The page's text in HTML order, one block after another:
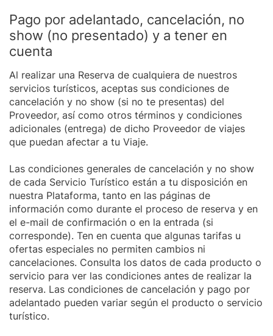
Pago por adelantado, cancelación, no
show (no presentado) y a tener en
cuenta
Al realizar una Reserva de cualquiera de nuestros
servicios turísticos, aceptas sus condiciones de
cancelación y no show (si no te presentas) del
Proveedor, así como otros términos y condiciones
adicionales (entrega) de dicho Proveedor de viajes
que puedan afectar a tu Viaje.
Las condiciones generales de cancelación y no show
de cada Servicio Turístico están a tu disposición en
nuestra Plataforma, tanto en las páginas de
información como durante el proceso de reserva y en
el e-mail de confirmación o en la entrada (si
corresponde). Ten en cuenta que algunas tarifas u
ofertas especiales no permiten cambios ni
cancelaciones. Consulta los datos de cada producto o
servicio para ver las condiciones antes de realizar la
reserva. Las condiciones de cancelación y pago por
adelantado pueden variar según el producto o servicio
turístico.